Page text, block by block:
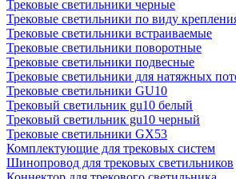
Трековые светильники черные
Трековые светильники по виду
Трековые светильники встраиваемые
Трековые светильники поворотные
Трековые светильники подвесные
Трековые светильники для натяжных
Трековые светильники GU10
Трековый светильник gu10 белый
Трековый светильник gu10 черный
Трековые светильники GX53
Комплектующие для трековых систем
Шинопровод для трековых светильников